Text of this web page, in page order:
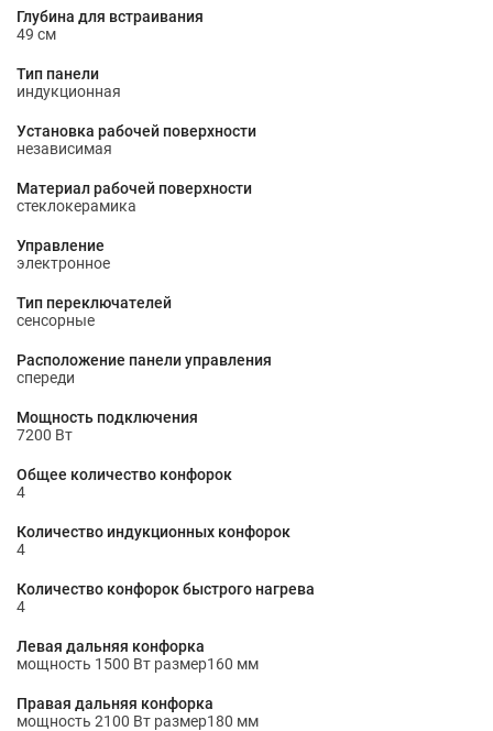
Глубина для встраивания
49 см
Тип панели
индукционная
Установка рабочей поверхности
независимая
Материал рабочей поверхности
стеклокерамика
Управление
электронное
Тип переключателей
сенсорные
Расположение панели управления
спереди
Мощность подключения
7200 Вт
Общее количество конфорок
4
Количество индукционных конфорок
4
Количество конфорок быстрого нагрева
4
Левая дальняя конфорка
мощность 1500 Вт размер160 мм
Правая дальняя конфорка
мощность 2100 Вт размер180 мм